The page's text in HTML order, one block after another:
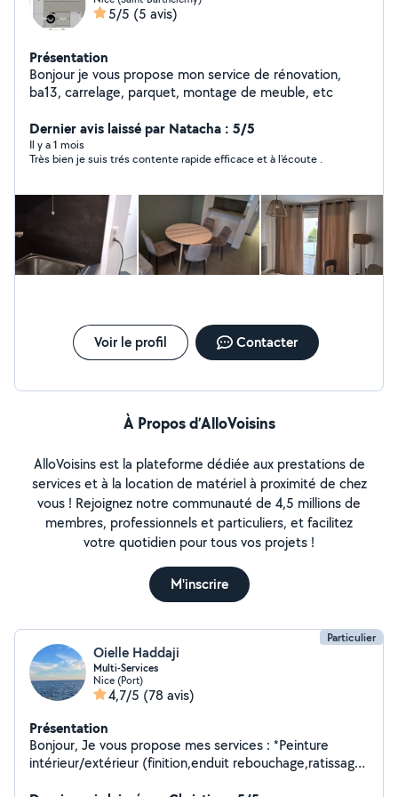
5/5 (5 avis)
Présentation
Bonjour je vous propose mon service de rénovation,
ba13, carrelage, parquet, montage de meuble, etc
Dernier avis laissé par Natacha : 5/5
Il y a 1 mois
Très bien je suis trés contente rapide efficace et à l'écoute .
Voir le profil Contacter
À Propos d’AlloVoisins
AlloVoisins est la plateforme dédiée aux prestations de
services et à la location de matériel à proximité de chez
vous ! Rejoignez notre communauté de 4,5 millions de
membres, professionnels et particuliers, et facilitez
votre quotidien pour tous vos projets !
M'inscrire
Particulier
Oielle Haddaji
Multi-Services
Nice (Port)
4,7/5 (78 avis)
Présentation
Bonjour, Je vous propose mes services : *Peinture
intérieur/extérieur (finition,enduit rebouchage,ratissage,